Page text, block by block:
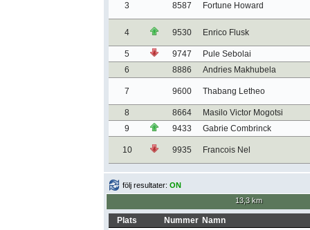
3 8587 Fortune Howard
4 9530 Enrico Flusk
5 9747
Pule Sebolai
6
8886 Andries Makhubela
7 9600 Thabang Letheo
8 8664
Masilo Victor Mogotsi
9
9433 Gabrie Combrinck
10 9935 Francois Nel
följ resultater: ON
13,3 km
Plats Nummer Namn